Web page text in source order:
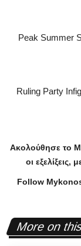
Peak Summer
Ruling Party
Ακολούθησε το
οι εξελίξεις,
Follow
More on